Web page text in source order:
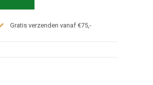
Gratis verzenden vanaf €75,-